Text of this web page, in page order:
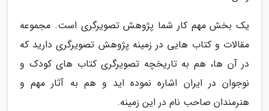
یک بخش مهم کار شما پژوهش تصویرگری است. مجموعه
مقالات و کتاب هایی در زمینه پژوهش تصویرگری دارید که
در آن ها، هم به تاریخچه تصویرگری کتاب های کودک و
نوجوان در ایران اشاره نموده اید و هم به آثار مهم و
هنرمندان صاحب نام در این زمینه.